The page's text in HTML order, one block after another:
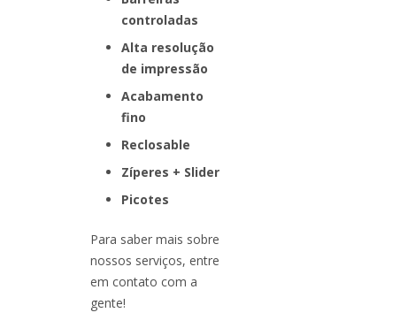
controladas
Alta resolução
de impressão
Acabamento
fino
Reclosable
Zíperes + Slider
Picotes
Para saber mais sobre
nossos serviços, entre
em contato com a
gente!